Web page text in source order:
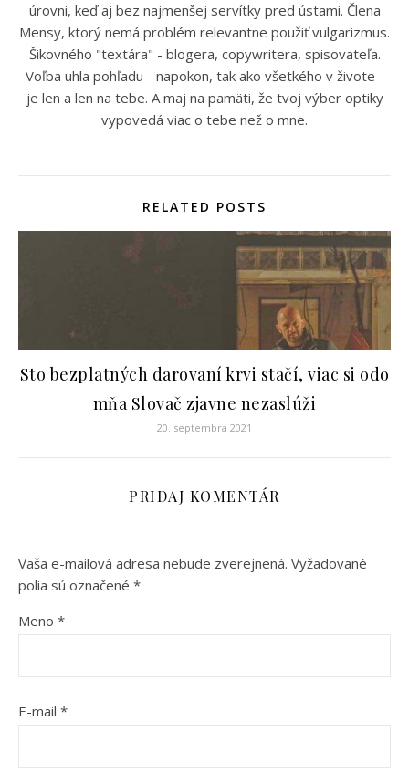
úrovni, keď aj bez najmenšej servítky pred ústami. Člena
Mensy, ktorý nemá problém relevantne použiť vulgarizmus.
Šikovného "textára" - blogera, copywritera, spisovateľa.
Voľba uhla pohľadu - napokon, tak ako všetkého v živote -
je len a len na tebe. A maj na pamäti, že tvoj výber optiky
vypovedá viac o tebe než o mne.
RELATED POSTS
Sto bezplatných darovaní krvi stačí, viac si odo
mňa Slovač zjavne nezaslúži
20. septembra 2021
PRIDAJ KOMENTÁR
Vaša e-mailová adresa nebude zverejnená. Vyžadované
polia sú označené *
Meno *
E-mail *